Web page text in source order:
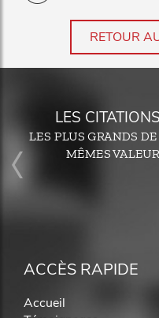
RETOUR
LES
LES PLUS GRANDS
MÊMES
ACCÈS RAPIDE
Accueil